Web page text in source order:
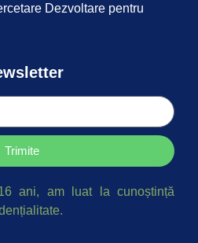
Dezvoltare pentru
Trimite
ani, am luat la cunoștință